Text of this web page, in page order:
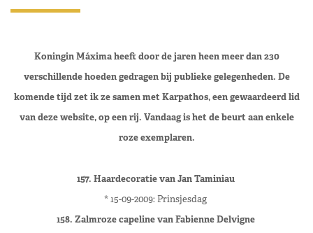
Koningin Máxima heeft door de jaren heen meer dan 230
verschillende hoeden gedragen bij publieke gelegenheden. De
komende tijd zet ik ze samen met Karpathos, een gewaardeerd lid
van deze website, op een rij. Vandaag is het de beurt aan enkele
roze exemplaren.
157. Haardecoratie van Jan Taminiau
* 15-09-2009: Prinsjesdag
158. Zalmroze capeline van Fabienne Delvigne